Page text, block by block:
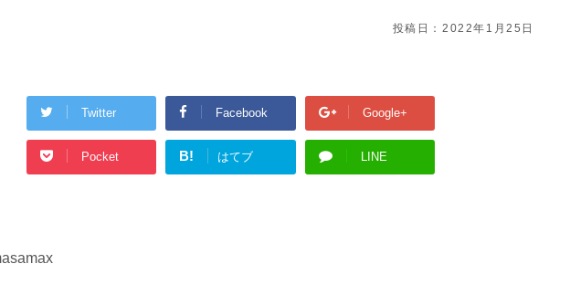
投稿日： 2022年1月25日
Twitter Facebook Google+
Pocket B! はてブ LINE